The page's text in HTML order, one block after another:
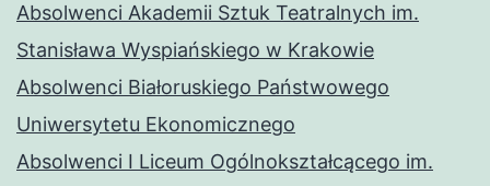
Absolwenci Akademii Sztuk Teatralnych im.
Stanisława Wyspiańskiego w Krakowie
Absolwenci Białoruskiego Państwowego
Uniwersytetu Ekonomicznego
Absolwenci I Liceum Ogólnokształcącego im.